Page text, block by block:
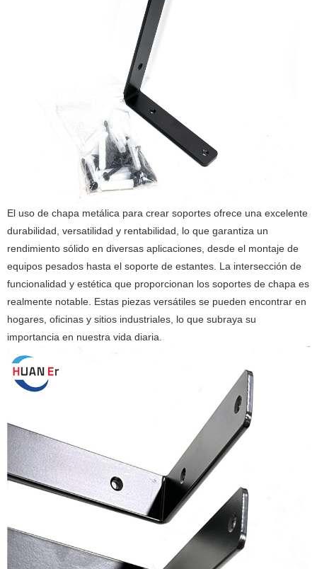
El uso de chapa metálica para crear soportes ofrece una excelente
durabilidad, versatilidad y rentabilidad, lo que garantiza un
rendimiento sólido en diversas aplicaciones, desde el montaje de
equipos pesados ​​hasta el soporte de estantes. La intersección de
funcionalidad y estética que proporcionan los soportes de chapa es
realmente notable. Estas piezas versátiles se pueden encontrar en
hogares, oficinas y sitios industriales, lo que subraya su
importancia en nuestra vida diaria.